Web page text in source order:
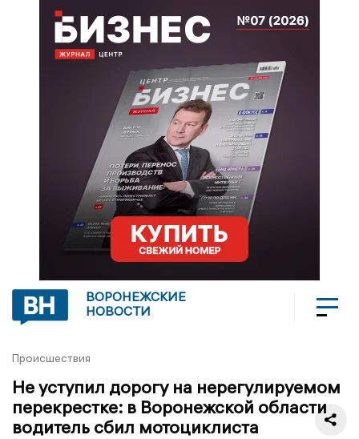
ВОРОНЕЖСКИЕ
НОВОСТИ
Происшествия
Не уступил дорогу на нерегулируемом
перекрестке: в Воронежской области
водитель сбил мотоциклиста